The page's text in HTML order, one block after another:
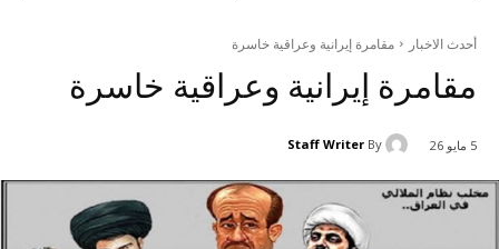
أحدث الاخبار مقامرة إيرانية وعراقية خاسرة
مقامرة إيرانية وعراقية خاسرة
5 مايو 26 By
Staff Writer